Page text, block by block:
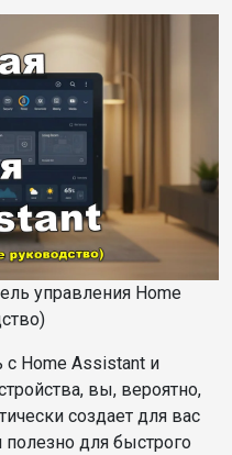
управления Home
с Home Assistant и
вы, вероятно,
создает для вас
полезно для быстрого